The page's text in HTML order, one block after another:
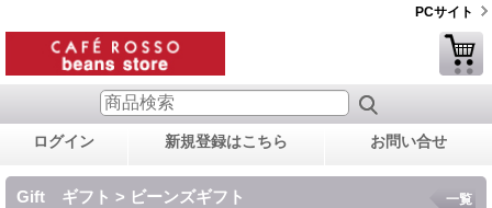
PCサイト
ログイン 新規登録はこちら お問い合せ
Gift ギフト > ビーンズギフト 一覧